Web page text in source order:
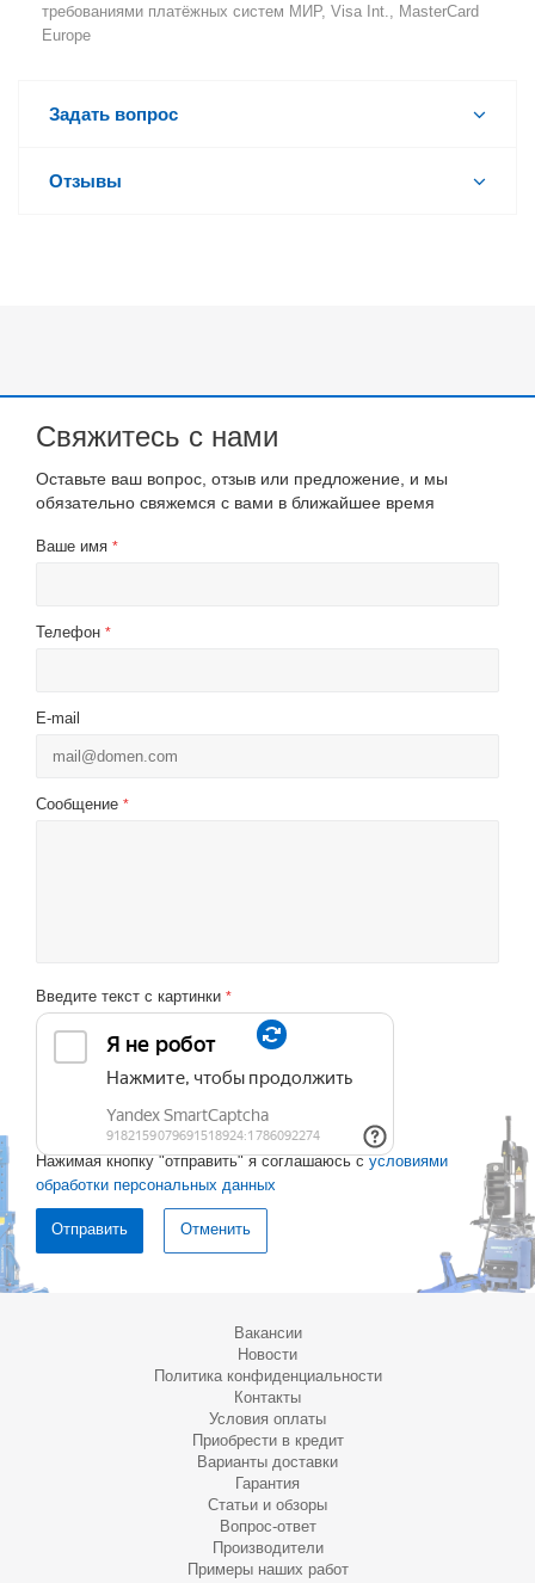
требованиями платёжных систем МИР, Visa Int., MasterCard
Europe
Задать вопрос
Отзывы
Свяжитесь с нами
Оставьте ваш вопрос, отзыв или предложение, и мы
обязательно свяжемся с вами в ближайшее время
Ваше имя *
Телефон *
E-mail
Сообщение *
Введите текст с картинки *
Нажимая кнопку "отправить" я соглашаюсь с условиями
обработки персональных данных
Отменить
Вакансии
Новости
Политика конфиденциальности
Контакты
Условия оплаты
Приобрести в кредит
Варианты доставки
Гарантия
Статьи и обзоры
Вопрос-ответ
Производители
Примеры наших работ